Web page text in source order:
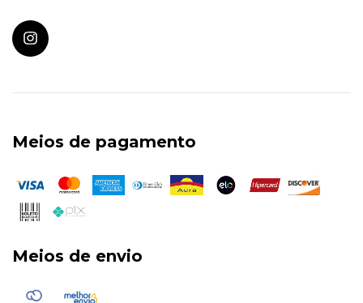
Meios de pagamento
Meios de envio